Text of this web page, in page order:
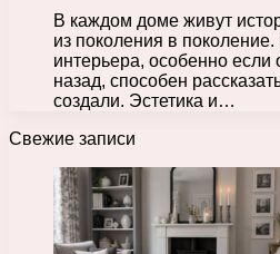
В каждом доме живут
из поколения в
интерьера, особенно если
назад, способен
создали. Эстетика и…
Свежие записи